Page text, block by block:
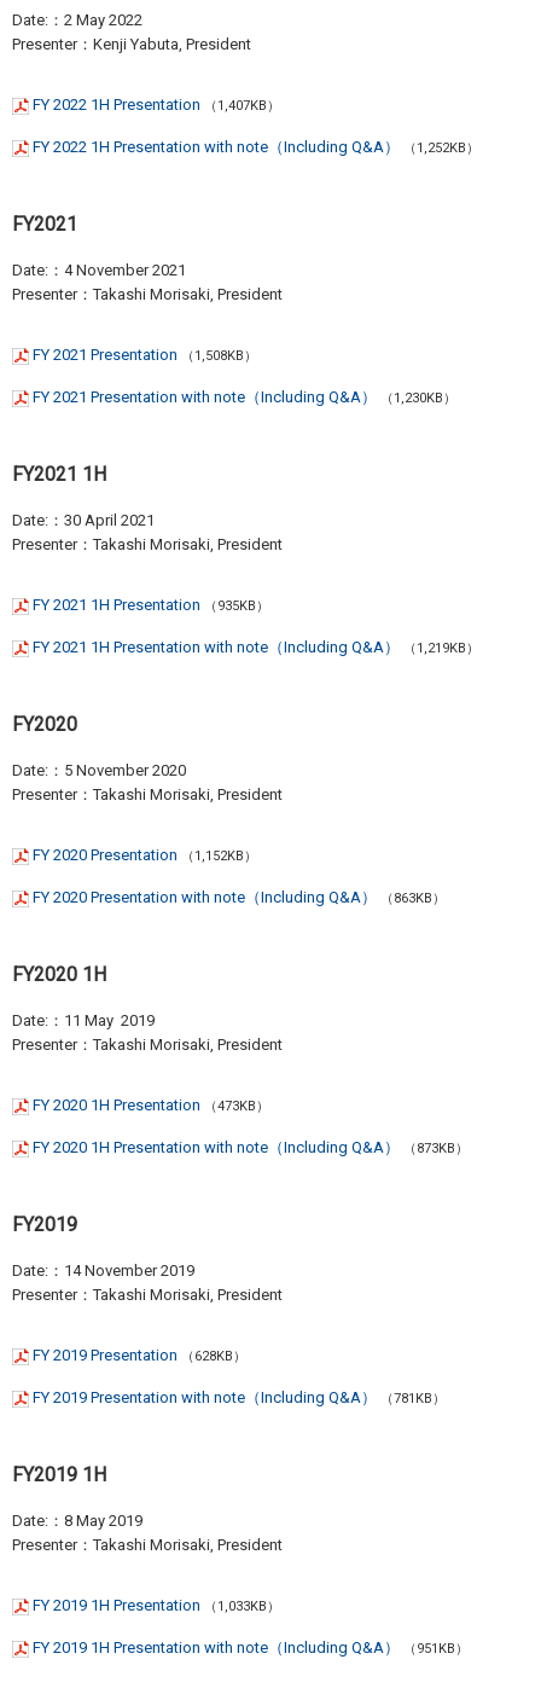
Date:：2 May 2022
Presenter：Kenji Yabuta, President
FY 2022 1H Presentation （1,407KB）
FY 2022 1H Presentation with note（Including Q&A） （1,252KB）
FY2021
Date:：4 November 2021
Presenter：Takashi Morisaki, President
FY 2021 Presentation （1,508KB）
FY 2021 Presentation with note（Including Q&A） （1,230KB）
FY2021 1H
Date:：30 April 2021
Presenter：Takashi Morisaki, President
FY 2021 1H Presentation （935KB）
FY 2021 1H Presentation with note（Including Q&A） （1,219KB）
FY2020
Date:：5 November 2020
Presenter：Takashi Morisaki, President
FY 2020 Presentation （1,152KB）
FY 2020 Presentation with note（Including Q&A） （863KB）
FY2020 1H
Date:：11 May 2019
Presenter：Takashi Morisaki, President
FY 2020 1H Presentation （473KB）
FY 2020 1H Presentation with note（Including Q&A） （873KB）
FY2019
Date:：14 November 2019
Presenter：Takashi Morisaki, President
FY 2019 Presentation （628KB）
FY 2019 Presentation with note（Including Q&A） （781KB）
FY2019 1H
Date:：8 May 2019
Presenter：Takashi Morisaki, President
FY 2019 1H Presentation （1,033KB）
FY 2019 1H Presentation with note（Including Q&A） （951KB）